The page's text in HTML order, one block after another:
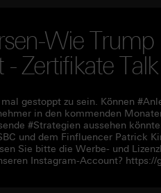
Wie
Zertifikate
gestoppt zu sein. Können
in den kommenden
#Strategien aussehen
und dem Finfluencer Patrick
Sie bitte die Werbe- und
Instagram-Account? https://